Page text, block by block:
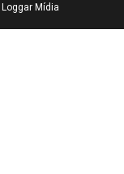
Loggar Mídia